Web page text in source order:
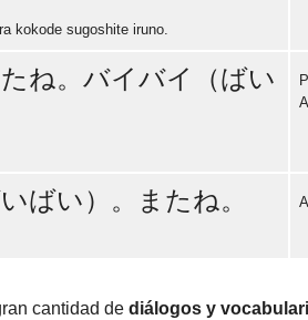
kokode sugoshite iruno.
ね。バイバイ（ばい
ばい）。またね。
cantidad de diálogos y